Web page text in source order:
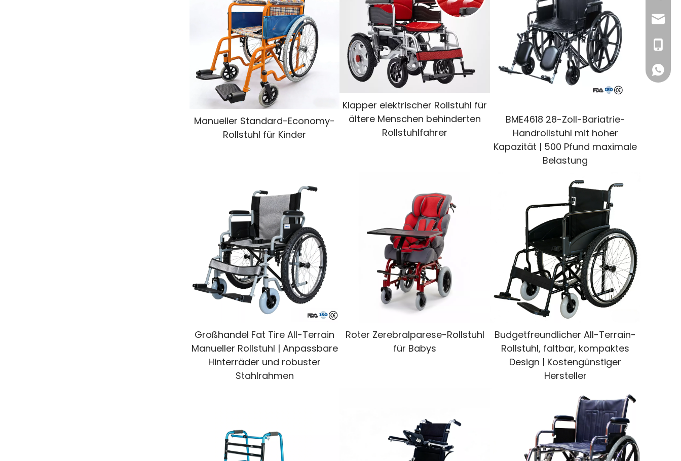
Manueller Standard-Economy-
Rollstuhl für Kinder
Klapper elektrischer Rollstuhl für
ältere Menschen behinderten
Rollstuhlfahrer
BME4618 28-Zoll-Bariatrie-
Handrollstuhl mit hoher
Kapazität | 500 Pfund maximale
Belastung
Großhandel Fat Tire All-Terrain
Manueller Rollstuhl | Anpassbare
Hinterräder und robuster
Stahlrahmen
Roter Zerebralparese-Rollstuhl
für Babys
Budgetfreundlicher All-Terrain-
Rollstuhl, faltbar, kompaktes
Design | Kostengünstiger
Hersteller
E-Mail